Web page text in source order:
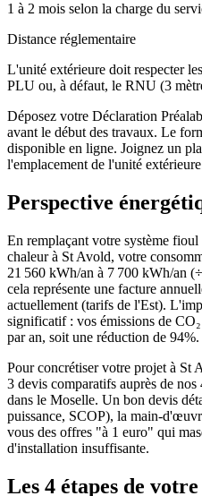
1 à 2 mois selon la charge du
Distance réglementaire
L'unité extérieure doit respecter
PLU ou, à défaut, le RNU (3
Déposez votre Déclaration
avant le début des travaux. Le
disponible en ligne. Joignez un
l'emplacement de l'unité
Perspective
En remplaçant votre système
chaleur à St Avold, votre
21 560 kWh/an à 7 700 kWh/an
cela représente une facture
actuellement (tarifs de l'Est).
significatif : vos émissions de
par an, soit une réduction de 94%.
Pour concrétiser votre projet à St
3 devis comparatifs auprès de
dans le Moselle. Un bon devis
puissance, SCOP), la main-
vous des offres "à 1 euro" qui
d'installation insuffisante.
Les 4 étapes de